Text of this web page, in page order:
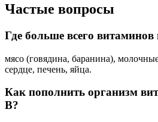
Частые вопросы
Где больше всего
мясо (говядина, баранина),
сердце, печень, яйца.
Как пополнить организм
В?